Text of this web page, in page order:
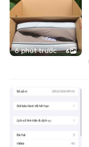
6 phút trước 6